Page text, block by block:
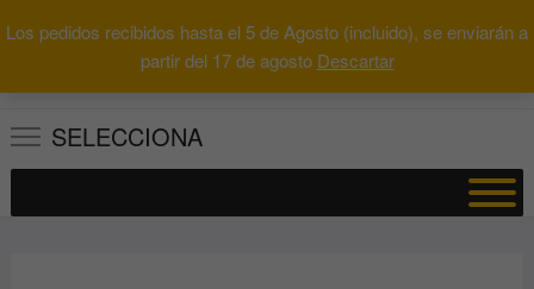
Los pedidos recibidos hasta el 5 de Agosto (incluido), se enviarán a
partir del 17 de agosto Descartar
al
Buscar
0 Total
SELECCIONA